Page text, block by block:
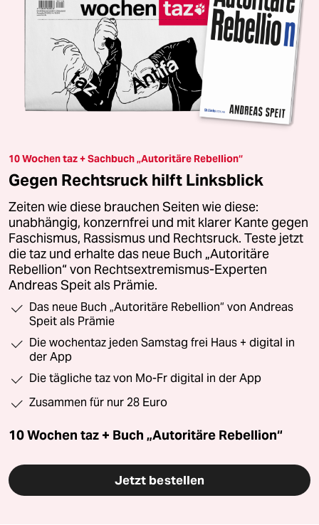
10 Wochen taz + Sachbuch „Autoritäre Rebellion“
Gegen Rechtsruck hilft Linksblick
Zeiten wie diese brauchen Seiten wie diese:
unabhängig, konzernfrei und mit klarer Kante gegen
Faschismus, Rassismus und Rechtsruck. Teste jetzt
die taz und erhalte das neue Buch „Autoritäre
Rebellion“ von Rechtsextremismus-Experten
Andreas Speit als Prämie.
Das neue Buch „Autoritäre Rebellion“ von Andreas
Speit als Prämie
Die wochentaz jeden Samstag frei Haus + digital in
der App
Die tägliche taz von Mo-Fr digital in der App
Zusammen für nur 28 Euro
10 Wochen taz + Buch „Autoritäre Rebellion“
Jetzt bestellen